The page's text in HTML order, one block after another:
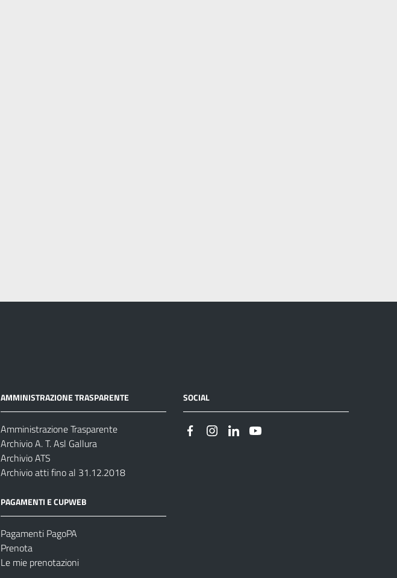
AMMINISTRAZIONE TRASPARENTE
Amministrazione Trasparente
Archivio A. T. Asl Gallura
Archivio ATS
Archivio atti fino al 31.12.2018
PAGAMENTI E CUPWEB
Pagamenti PagoPA
Prenota
Le mie prenotazioni
SOCIAL